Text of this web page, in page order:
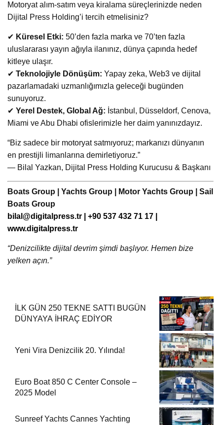
Motoryat alım-satım veya kiralama süreçlerinizde neden
Dijital Press Holding’i tercih etmelisiniz?
✔ Küresel Etki: 50’den fazla marka ve 70’ten fazla
uluslararası yayın ağıyla ilanınız, dünya çapında hedef
kitleye ulaşır.
✔ Teknolojiyle Dönüşüm: Yapay zeka, Web3 ve dijital
pazarlamadaki uzmanlığımızla geleceği bugünden
sunuyoruz.
✔ Yerel Destek, Global Ağ: İstanbul, Düsseldorf, Cenova,
Miami ve Abu Dhabi ofislerimizle her daim yanınızdayız.
“Biz sadece bir motoryat satmıyoruz; markanızı dünyanın
en prestijli limanlarına demirletiyoruz.”
— Bilal Yazkan, Dijital Press Holding Kurucusu & Başkanı
Boats Group | Yachts Group | Motor Yachts Group | Sail
Boats Group
bilal@digitalpress.tr | +90 537 432 71 17 |
www.digitalpress.tr
“Denizcilikte dijital devrim şimdi başlıyor. Hemen bize
yelken açın.”
İLK GÜN 250 TEKNE SATTI BUGÜN
DÜNYAYA İHRAÇ EDİYOR
Yeni Vira Denizcilik 20. Yılında!
Euro Boat 850 C Center Console –
2025 Model
Sunreef Yachts Cannes Yachting